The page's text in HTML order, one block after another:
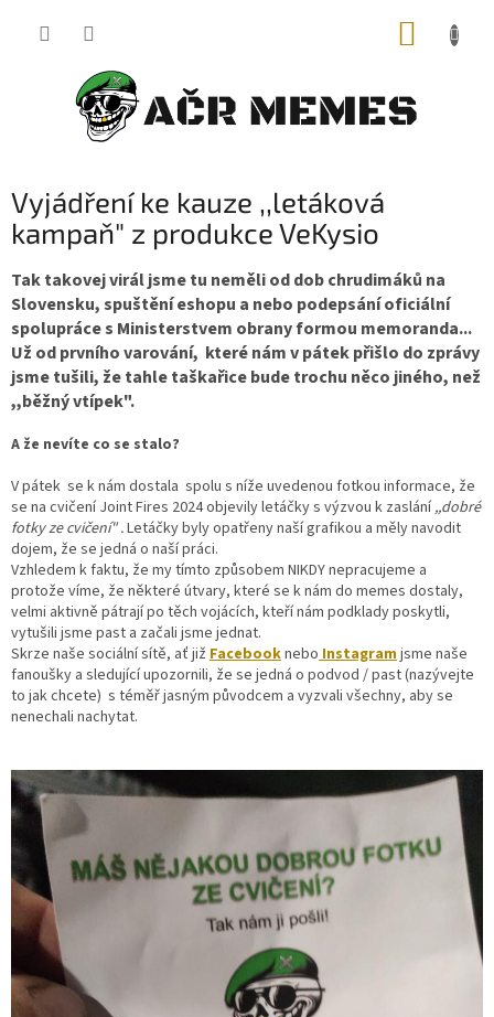
Vyjádření ke kauze ,,letáková
kampaň" z produkce VeKysio
Tak takovej virál jsme tu neměli od dob chrudimáků na
Slovensku, spuštění eshopu a nebo podepsání oficiální
spolupráce s Ministerstvem obrany formou memoranda...
Už od prvního varování, které nám v pátek přišlo do zprávy
jsme tušili, že tahle taškařice bude trochu něco jiného, než
,,běžný vtípek".
A že nevíte co se stalo?
V pátek se k nám dostala spolu s níže uvedenou fotkou informace, že
se na cvičení Joint Fires 2024 objevily letáčky s výzvou k zaslání,,dobré
fotky ze cvičení" .Letáčky byly opatřeny naší grafikou a měly navodit
dojem, že se jedná o naší práci.
Vzhledem k faktu, že my tímto způsobem NIKDY nepracujeme a
protože víme, že některé útvary, které se k nám do memes dostaly,
velmi aktivně pátrají po těch vojácích, kteří nám podklady poskytli,
vytušili jsme past a začali jsme jednat.
Skrze naše sociální sítě, ať již Facebooknebo Instagramjsme naše
fanoušky a sledující upozornili, že se jedná o podvod / past (nazývejte
to jak chcete) s téměř jasným původcem a vyzvali všechny, aby se
nenechali nachytat.